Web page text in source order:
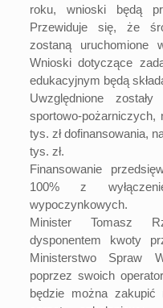
roku, wnioski będą
Przewiduje się, że
zostaną uruchomione
Wnioski dotyczące
edukacyjnym będą
Uwzględnione
sportowo-
tys. zł dofinansowania,
tys. zł.
Finansowanie
100% z
wypoczynkowych.
Minister Tomasz
dysponentem kwoty
Ministerstwo Spraw
poprzez swoich
będzie można zakupić